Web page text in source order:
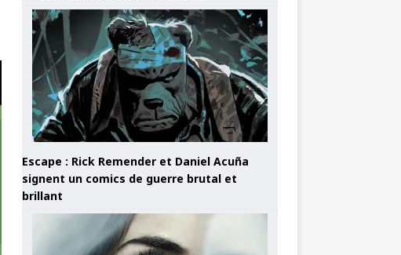
Escape : Rick Remender et Daniel Acuña
signent un comics de guerre brutal et
brillant